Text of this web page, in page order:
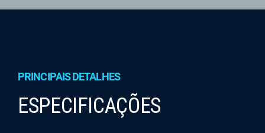
PRINCIPAIS DETALHES
ESPECIFICAÇÕES